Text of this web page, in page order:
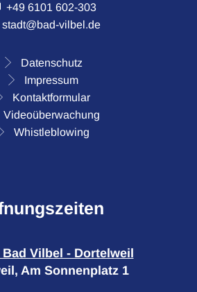
+49 6101 602-303
stadt@bad-vilbel.de
Datenschutz
Impressum
Kontaktformular
Videoüberwachung
Whistleblowing
Bad Vilbel - Dortelweil
Am Sonnenplatz 1